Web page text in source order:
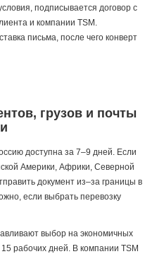
подписывается договор с
и компании TSM.
письма, после чего конверт
грузов и почты
доступна за 7–9 дней. Если
Америки, Африки, Северной
документ из–за границы в
если выбрать перевозку
выбор на экономичных
рабочих дней. В компании TSM